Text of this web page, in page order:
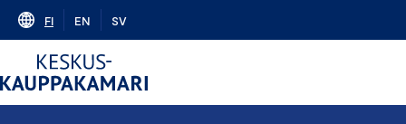
Skip
content
FI EN SV